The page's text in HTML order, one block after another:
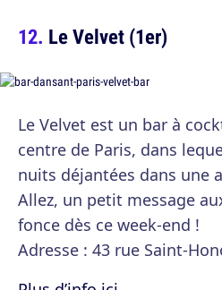
Le Velvet (1er)
Le Velvet est un bar à
centre de Paris, dans
nuits déjantées dans une
Allez, un petit message
fonce dès ce week-end !
Adresse : 43 rue Saint-